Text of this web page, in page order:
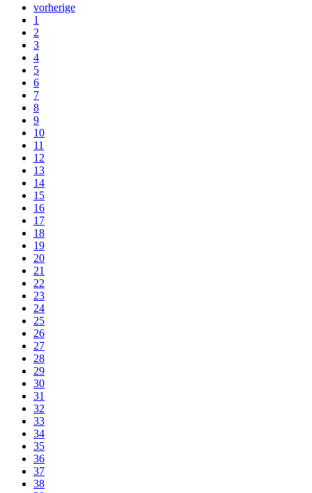
vorherige
1
2
3
4
5
6
7
8
9
10
11
12
13
14
15
16
17
18
19
20
21
22
23
24
25
26
27
28
29
30
31
32
33
34
35
36
37
38